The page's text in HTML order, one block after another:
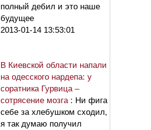
полный дебил и это наше
будущее
2013-01-14 13:53:01
В Киевской области напали
на одесского нардепа: у
соратника Гурвица –
сотрясение мозга : Ни фига
себе за хлебушком сходил,
я так думаю получил